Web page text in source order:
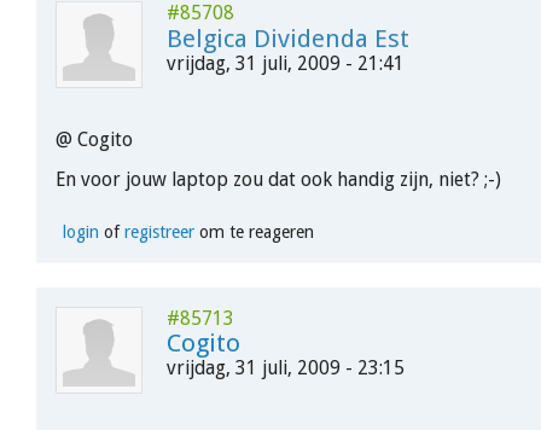
#85708
Belgica Dividenda Est
vrijdag, 31 juli, 2009 - 21:41
@ Cogito
En voor jouw laptop zou dat ook handig zijn, niet? ;-)
login ofregistreerom te reageren
#85713
Cogito
vrijdag, 31 juli, 2009 - 23:15